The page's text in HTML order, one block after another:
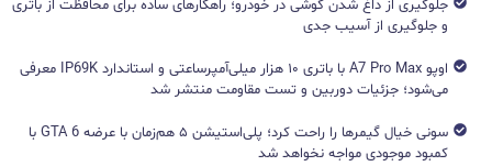
جلوگیری از داغ شدن گوشی در خودرو؛ راهکارهای ساده برای محافظت از باتری
و جلوگیری از آسیب جدی
اوپو A7 Pro Max با باتری ۱۰ هزار میلی‌آمپرساعتی و استاندارد IP69K معرفی
می‌شود؛ جزئیات دوربین و تست مقاومت منتشر شد
سونی خیال گیمرها را راحت کرد؛ پلی‌استیشن ۵ هم‌زمان با عرضه GTA 6 با
کمبود موجودی مواجه نخواهد شد